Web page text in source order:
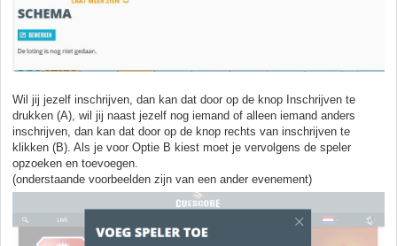
Wil jij jezelf inschrijven, dan kan dat door op de knop Inschrijven te
drukken (A), wil jij naast jezelf nog iemand of alleen iemand anders
inschrijven, dan kan dat door op de knop rechts van inschrijven te
klikken (B). Als je voor Optie B kiest moet je vervolgens de speler
opzoeken en toevoegen.
(onderstaande voorbeelden zijn van een ander evenement)